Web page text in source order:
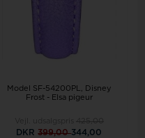
Model SF-54200PL
Disney
Frost - Elsa pigeur
DKR399,00344,00